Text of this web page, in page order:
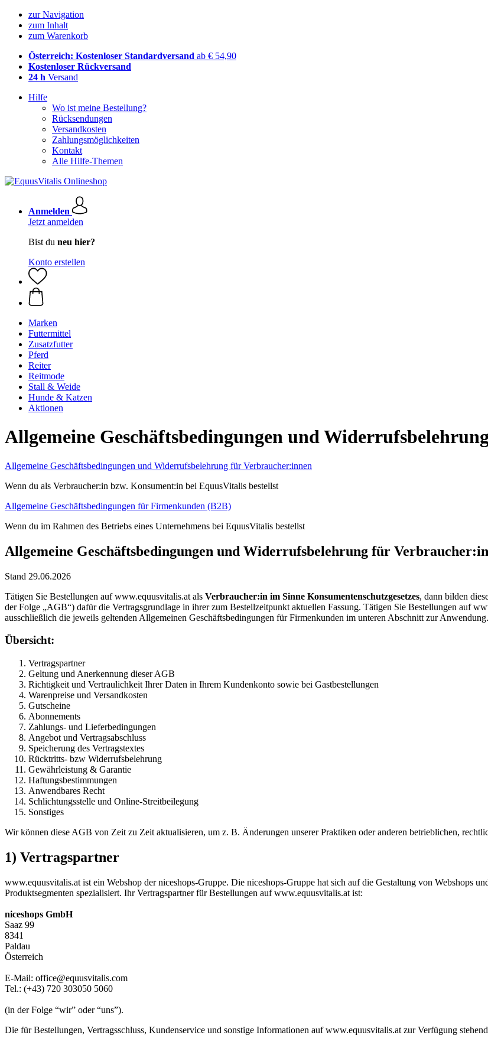
zur Navigation
zum Inhalt
zum Warenkorb
Österreich: Kostenloser Standardversand ab € 54,90
Kostenloser Rückversand
24 h Versand
Hilfe
Wo ist meine Bestellung?
Rücksendungen
Versandkosten
Zahlungsmöglichkeiten
Kontakt
Alle Hilfe-Themen
Anmelden
Jetzt anmelden
Bist du neu hier?
Konto erstellen
Marken
Futtermittel
Zusatzfutter
Pferd
Reiter
Reitmode
Stall & Weide
Hunde & Katzen
Aktionen
Allgemeine Geschäftsbedingungen und
Allgemeine Geschäftsbedingungen und Widerrufsbelehrung für Verbraucher:innen
Wenn du als Verbraucher:in bzw. Konsument:in bei EquusVitalis bestellst
Allgemeine Geschäftsbedingungen für Firmenkunden (B2B)
Wenn du im Rahmen des Betriebs eines Unternehmens bei EquusVitalis bestellst
Allgemeine Geschäftsbedingungen und Widerrufsbelehrung für
Stand 29.06.2026
Tätigen Sie Bestellungen auf www.equusvitalis.at als Verbraucher:in im Sinne Konsumentenschutzgesetzes, dann bilden
der Folge „AGB“) dafür die Vertragsgrundlage in ihrer zum Bestellzeitpunkt aktuellen Fassung. Tätigen Sie Bestellungen auf
ausschließlich die jeweils geltenden Allgemeinen Geschäftsbedingungen für Firmenkunden im unteren Abschnitt zur Anwendung.
Übersicht:
Vertragspartner
Geltung und Anerkennung dieser AGB
Richtigkeit und Vertraulichkeit Ihrer Daten in Ihrem Kundenkonto sowie bei Gastbestellungen
Warenpreise und Versandkosten
Gutscheine
Abonnements
Zahlungs- und Lieferbedingungen
Angebot und Vertragsabschluss
Speicherung des Vertragstextes
Rücktritts- bzw Widerrufsbelehrung
Gewährleistung & Garantie
Haftungsbestimmungen
Anwendbares Recht
Schlichtungsstelle und Online-Streitbeilegung
Sonstiges
Wir können diese AGB von Zeit zu Zeit aktualisieren, um z. B. Änderungen unserer Praktiken oder anderen betrieblichen,
1) Vertragspartner
www.equusvitalis.at ist ein Webshop der niceshops-Gruppe. Die niceshops-Gruppe hat sich auf die Gestaltung von Webshops
Produktsegmenten spezialisiert. Ihr Vertragspartner für Bestellungen auf www.equusvitalis.at ist:
niceshops GmbH
Saaz 99
8341
Paldau
Österreich
E-Mail: office@equusvitalis.com
Tel.: (+43) 720 303050 5060
(in der Folge “wir” oder “uns”).
Die für Bestellungen, Vertragsschluss, Kundenservice und sonstige Informationen auf www.equusvitalis.at zur Verfügung